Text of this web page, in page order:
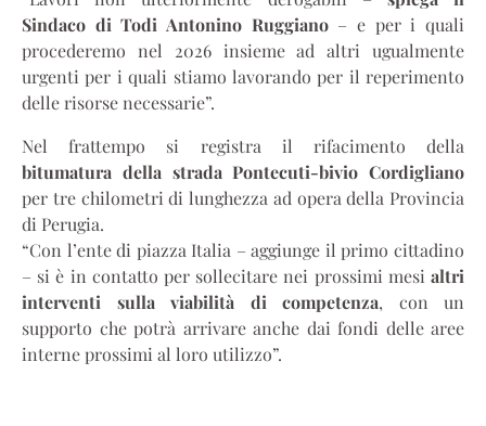
Sindaco di Todi Antonino Ruggiano– e per i quali
procederemo nel 2026 insieme ad altri ugualmente
urgenti per i quali stiamo lavorando per il reperimento
delle risorse necessarie”.
Nel frattempo si registra il rifacimento della
bitumatura della strada Pontecuti-bivio Cordigliano
per tre chilometri di lunghezza ad opera della Provincia
di Perugia.
“Con l’ente di piazza Italia – aggiunge il primo cittadino
– si è in contatto per sollecitare nei prossimi mesi altri
interventi sulla viabilità di competenza, con un
supporto che potrà arrivare anche dai fondi delle aree
interne prossimi al loro utilizzo”.